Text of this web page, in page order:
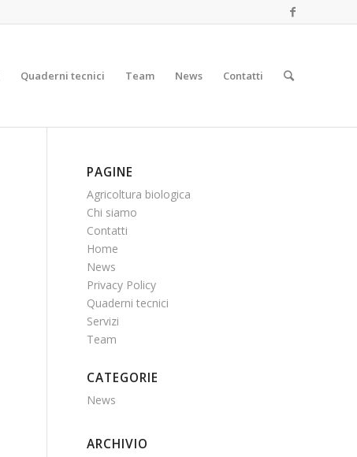
Quaderni tecnici Team News Contatti
PAGINE
Agricoltura biologica
Chi siamo
Contatti
Home
News
Privacy Policy
Quaderni tecnici
Servizi
Team
CATEGORIE
News
ARCHIVIO